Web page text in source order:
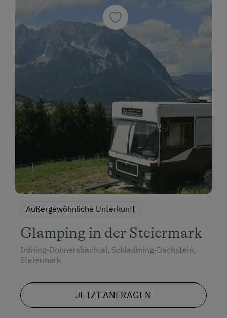
Außergewöhnliche Unterkunft
Glamping in der Steiermark
Irdning-Donnersbachtal, Schladming-Dachstein,
Steiermark
JETZT ANFRAGEN